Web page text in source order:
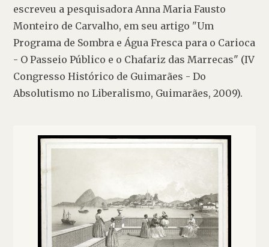
escreveu a pesquisadora Anna Maria Fausto
Monteiro de Carvalho, em seu artigo "Um
Programa de Sombra e Água Fresca para o Carioca
- O Passeio Público e o Chafariz das Marrecas" (IV
Congresso Histórico de Guimarães - Do
Absolutismo no Liberalismo, Guimarães, 2009).